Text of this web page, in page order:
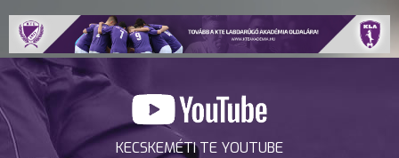
KECSKEMÉTI TE YOUTUBE